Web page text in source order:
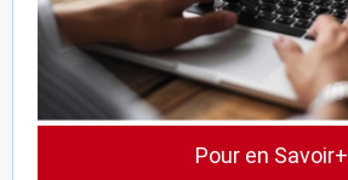
Pour en Savoir+